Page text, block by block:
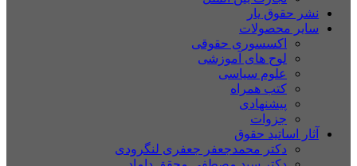
نشر حقوق یار
سایر محصولات
اکسسوری حقوقی
لوح های آموزشی
علوم سیاسی
کتب همراه
پیشنهادی
جزوات
آثار اساتید حقوق
دکتر محمدجعفر جعفری لنگرودی